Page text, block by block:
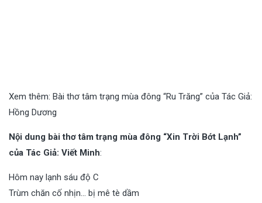
Xem thêm: Bài thơ tâm trạng mùa đông “Ru Trăng” của Tác Giả:
Hồng Dương
Nội dung bài thơ tâm trạng mùa đông “Xin Trời Bớt Lạnh”
của Tác Giả: Viết Minh:
Hôm nay lạnh sáu độ C
Trùm chăn cố nhịn… bị mê tè dầm